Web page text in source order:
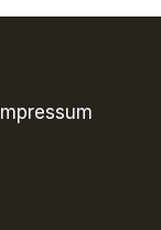
Impressum